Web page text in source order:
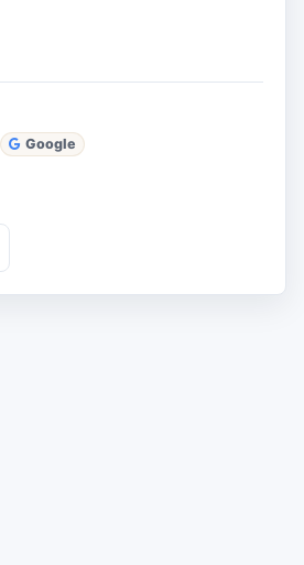
Google